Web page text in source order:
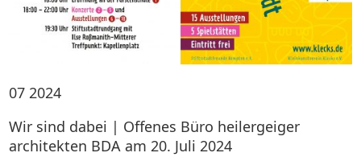
07 2024
Wir sind dabei | Offenes Büro heilergeiger
architekten BDA am 20. Juli 2024